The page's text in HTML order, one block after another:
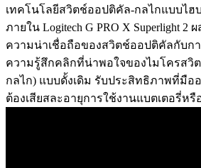
เทคโนโลยีสวิตช์ออปติคัล-กลไกแบบไฮ
ภายใน Logitech G PRO X Superlight 2
ความน่าเชื่อถือของสวิตช์ออปติคัลกับก
ความรู้สึกคลิกที่น่าพอใจของไมโครสวิต
กลไก) แบบดั้งเดิม รับประสิทธิภาพที่มือ
ต้องเสียสละอายุการใช้งานแบตเตอรี่